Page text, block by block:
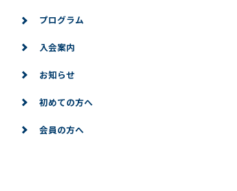
プログラム
入会案内
お知らせ
初めての方へ
会員の方へ